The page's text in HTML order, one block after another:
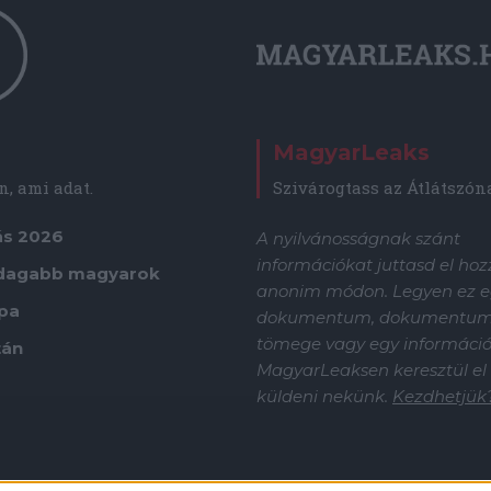
ami adat.
2026
magyarok
MagyarLeaks
Szivárogtass az
A nyilvánosságnak szánt
információkat juttasd el
anonim módon. Legyen ez
dokumentum,
tömege vagy egy
MagyarLeaksen keresztül
küldeni nekünk.